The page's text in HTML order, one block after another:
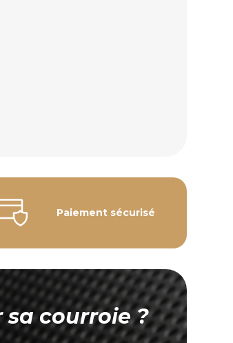
Paiement sécurisé
courroie ?